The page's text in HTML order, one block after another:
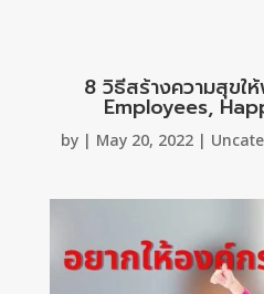
8 วิธีสร้างความสุขใ
Employees,
by | May 20, 2022|